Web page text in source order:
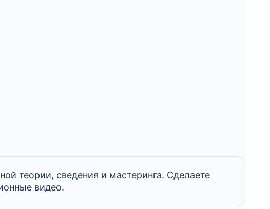
теории, сведения и мастеринга. Сделаете
видео.